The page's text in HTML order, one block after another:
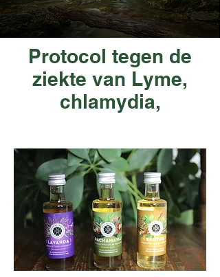
Protocol tegen de
ziekte van Lyme,
chlamydia,